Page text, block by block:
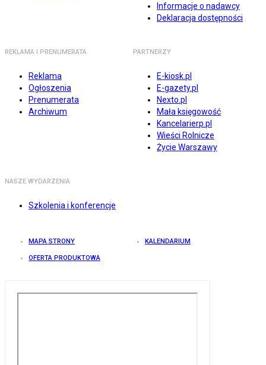
Informacje o nadawcy
Deklaracja dostępności
REKLAMA I PRENUMERATA
Reklama
Ogłoszenia
Prenumerata
Archiwum
PARTNERZY
E-kiosk.pl
E-gazety.pl
Nexto.pl
Mała księgowość
Kancelarierp.pl
Wieści Rolnicze
Życie Warszawy
NASZE WYDARZENIA
Szkolenia i konferencje
MAPA STRONY KALENDARIUM
OFERTA PRODUKTOWA